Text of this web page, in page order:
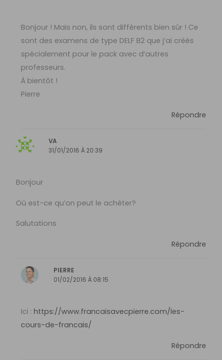
Bonjour ! Mais non, ils sont différents bien sûr ! Ce
sont des examens de type DELF B2 que j’ai créés
spécialement pour le pack avec d’autres
professeurs.
À bientôt !
Pierre
Répondre
VA
31/01/2016 À 20:39
Bonjour
Où est-ce qu’on peut le achèter?
Salutations
Répondre
PIERRE
01/02/2016 À 08:15
Ici : https://www.francaisavecpierre.com/les-
cours-de-francais/
Répondre